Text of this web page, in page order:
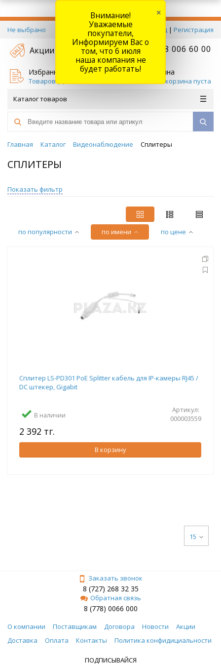
Не выбрано Вход | Регистрация
Акции +7 778 006 60 00
Избранное
Товаров (
Корзина
Ваша корзина пуста
Каталог товаров
Главная Каталог Видеонаблюдение Сплитеры
СПЛИТЕРЫ
Показать фильтр
по популярности по имени по цене
Сплитер LS-PD301 PoE Splitter кабель для IP-камеры RJ45 /
DC штекер, Gigabit
В наличии
Артикул:
000003559
2 392 тг.
В корзину
15
Заказать звонок
8 (727) 268 32 35
Обратная связь
8 (778) 0066 000
О компании Поставщикам Договора Новости
Акции
Доставка
Оплата Контакты Политика конфидициальности
ПОДПИСЫВАЙСЯ
Внимание!
Уважаемые
покупатели,
Информируем Вас о
том, что 6 июля
наша компания не
будет работать!
×